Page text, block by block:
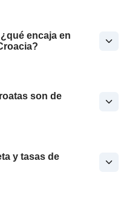
encaja en
son de
y tasas de